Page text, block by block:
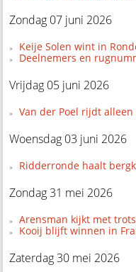
Zondag 07 juni 2026
Keije Solen wint in
Deelnemers en
Vrijdag 05 juni 2026
Van der Poel rijdt
Woensdag 03 juni 2026
Ridderronde haalt
Zondag 31 mei 2026
Arensman kijkt met
Kooij blijft winnen in
Zaterdag 30 mei 2026